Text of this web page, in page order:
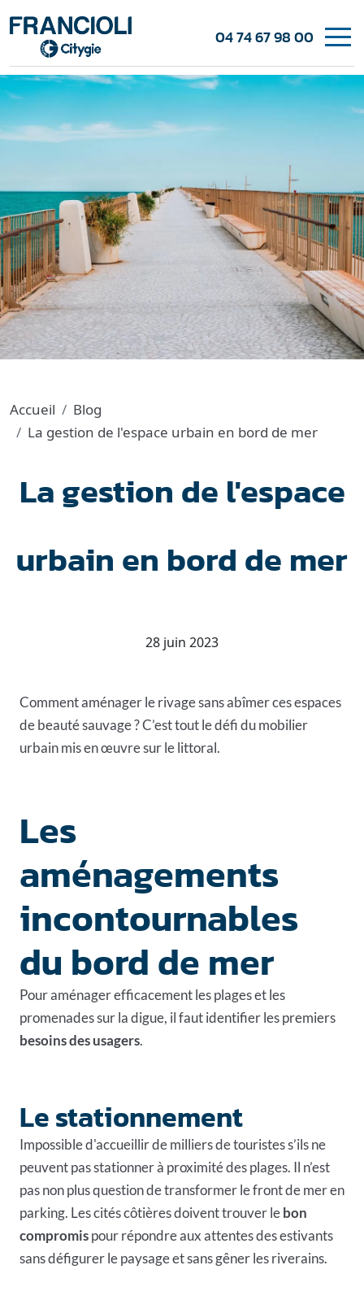
04 74 67 98 00
Accueil
Blog
La gestion de l'espace urbain en bord de mer
La gestion de l'espace
urbain en bord de mer
28 juin 2023
Comment aménager le rivage sans abîmer ces espaces
de beauté sauvage ? C’est tout le défi du mobilier
urbain mis en œuvre sur le littoral.
Les
aménagements
incontournables
du bord de mer
Pour aménager efficacement les plages et les
promenades sur la digue, il faut identifier les premiers
besoins des usagers.
Le stationnement
Impossible d'accueillir de milliers de touristes s’ils ne
peuvent pas stationner à proximité des plages. Il n’est
pas non plus question de transformer le front de mer en
parking. Les cités côtières doivent trouver lebon
compromispour répondre aux attentes des estivants
sans défigurer le paysage et sans gêner les riverains.